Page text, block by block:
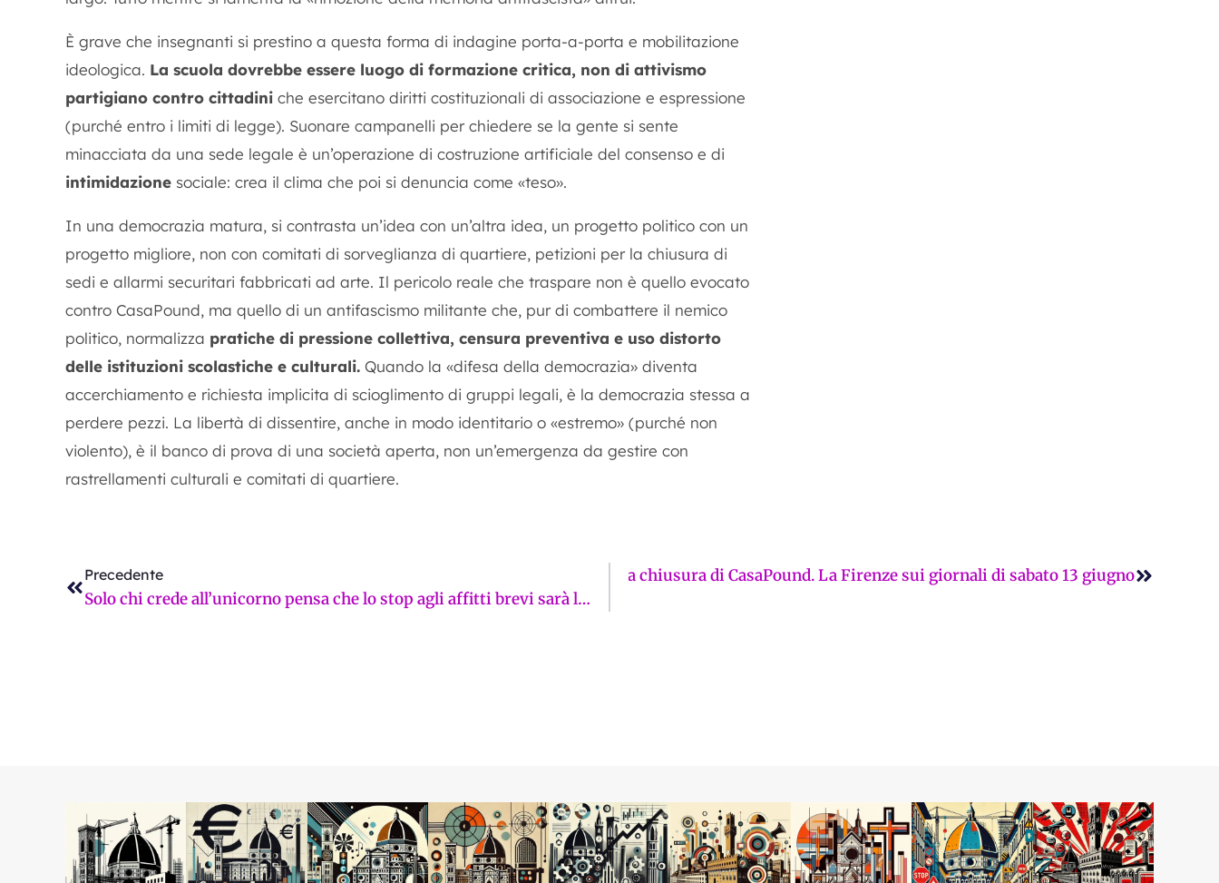
È grave che insegnanti si prestino a questa forma di indagine porta-a-porta e mobilitazione
ideologica. La scuola dovrebbe essere luogo di formazione critica, non di attivismo
partigiano contro cittadini che esercitano diritti costituzionali di associazione e espressione
(purché entro i limiti di legge). Suonare campanelli per chiedere se la gente si sente
minacciata da una sede legale è un’operazione di costruzione artificiale del consenso e di
intimidazione sociale: crea il clima che poi si denuncia come «teso».
In una democrazia matura, si contrasta un’idea con un’altra idea, un progetto politico con un
progetto migliore, non con comitati di sorveglianza di quartiere, petizioni per la chiusura di
sedi e allarmi securitari fabbricati ad arte. Il pericolo reale che traspare non è quello evocato
contro CasaPound, ma quello di un antifascismo militante che, pur di combattere il nemico
politico, normalizza pratiche di pressione collettiva, censura preventiva e uso distorto
delle istituzioni scolastiche e culturali. Quando la «difesa della democrazia» diventa
accerchiamento e richiesta implicita di scioglimento di gruppi legali, è la democrazia stessa a
perdere pezzi. La libertà di dissentire, anche in modo identitario o «estremo» (purché non
violento), è il banco di prova di una società aperta, non un’emergenza da gestire con
rastrellamenti culturali e comitati di quartiere.
Precedente
Solo chi crede all’unicorno pensa che lo stop agli affitti brevi sarà la svolta per riportare i fiorentini in centro
e Fossi entrambi contro Giani. Gavinana non vuole Vannacci, l’Isolotto chiede la chiusura di CasaPound. La Firenze sui giornali di sabato 13 giugno